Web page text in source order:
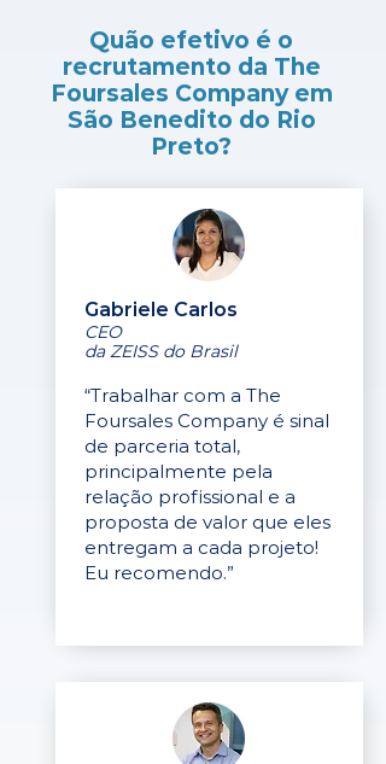
Quão efetivo é o
recrutamento da The
Foursales Company em
São Benedito do Rio
Preto?
Gabriele Carlos
CEO
da ZEISS do Brasil
“Trabalhar com a The
Foursales Company é sinal
de parceria total,
principalmente pela
relação profissional e a
proposta de valor que eles
entregam a cada projeto!
Eu recomendo.”